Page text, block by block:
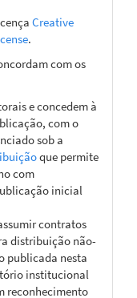
Creative
.
com os
e concedem à
com o
sob a
que permite
com
inicial
contratos
distribuição não-
publicada nesta
institucional
reconhecimento